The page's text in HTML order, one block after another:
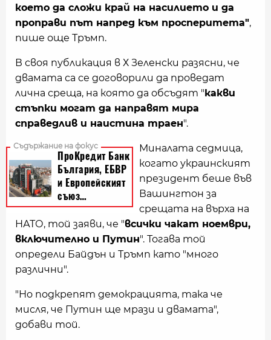
което да сложи край на насилието и да
проправи път напред към просперитета",
пише още Тръмп.
В своя публикация в Х Зеленски разясни, че
двамата са се договорили да проведат
лична среща, на която да обсъдят "какви
стъпки могат да направят мира
справедлив и наистина траен".
Миналата седмица,
когато украинският
президент беше във
Вашингтон за
срещата на върха на
НАТО, той заяви, че "всички чакат ноември,
включително и Путин". Тогава той
определи Байдън и Тръмп като "много
различни".
"Но подкрепят демокрацията, така че
мисля, че Путин ще мрази и двамата",
добави той.